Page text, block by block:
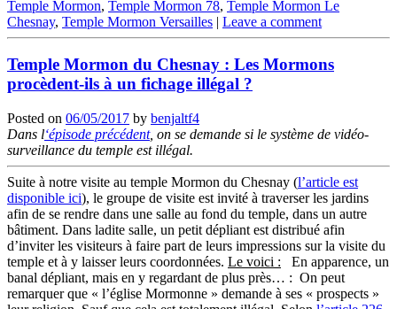
Temple Mormon, Temple Mormon 78, Temple Mormon Le
Chesnay, Temple Mormon Versailles | Leave a comment
Temple Mormon du Chesnay : Les Mormons
procèdent-ils à un fichage illégal ?
Posted on 06/05/2017 by benjaltf4
Dans l‘épisode précédent, on se demande si le système de vidéo-
surveillance du temple est illégal.
Suite à notre visite au temple Mormon du Chesnay (l’article est
disponible ici), le groupe de visite est invité à traverser les jardins
afin de se rendre dans une salle au fond du temple, dans un autre
bâtiment. Dans ladite salle, un petit dépliant est distribué afin
d’inviter les visiteurs à faire part de leurs impressions sur la visite du
temple et à y laisser leurs coordonnées. Le voici :
En apparence, un
banal dépliant, mais en y regardant de plus près… : On peut
remarquer que « l’église Mormonne » demande à ses « prospects »